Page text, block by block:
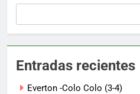
Entradas recientes
Everton -Colo Colo (3-4)